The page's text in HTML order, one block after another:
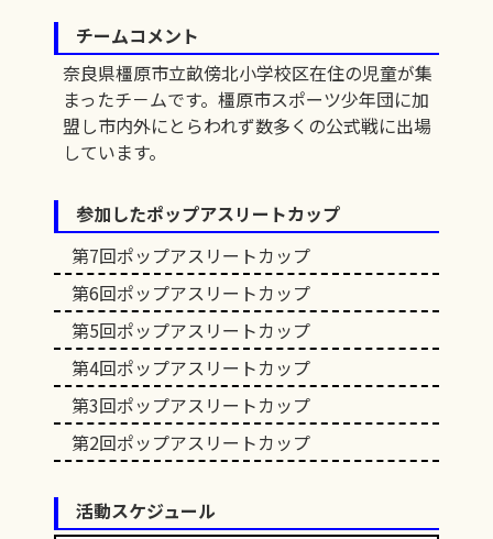
チームコメント
奈良県橿原市立畝傍北小学校区在住の児童が集
まったチ－ムです。橿原市スポーツ少年団に加
盟し市内外にとらわれず数多くの公式戦に出場
しています。
参加したポップアスリートカップ
第7回ポップアスリートカップ
第6回ポップアスリートカップ
第5回ポップアスリートカップ
第4回ポップアスリートカップ
第3回ポップアスリートカップ
第2回ポップアスリートカップ
活動スケジュール